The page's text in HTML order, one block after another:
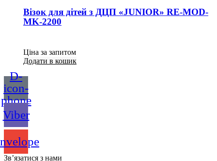
Візок для дітей з ДЦП «JUNIOR» RE-MOD-
MK-2200
Ціна за запитом
Додати в кошик
D-
icon-
phone
Viber
Зв’язатися з нами